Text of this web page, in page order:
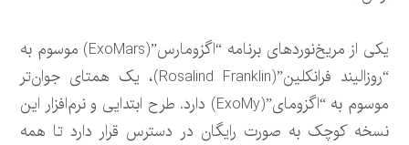
یکی از مریخ‌نوردهای برنامه “اگزومارس”(ExoMars) موسوم به
“روزالیند فرانکلین”(Rosalind Franklin)، یک همتای جوان‌تر
موسوم به “اگزومای”(ExoMy) دارد. طرح ابتدایی و نرم‌افزار این
نسخه کوچک به صورت رایگان در دسترس قرار دارد تا همه